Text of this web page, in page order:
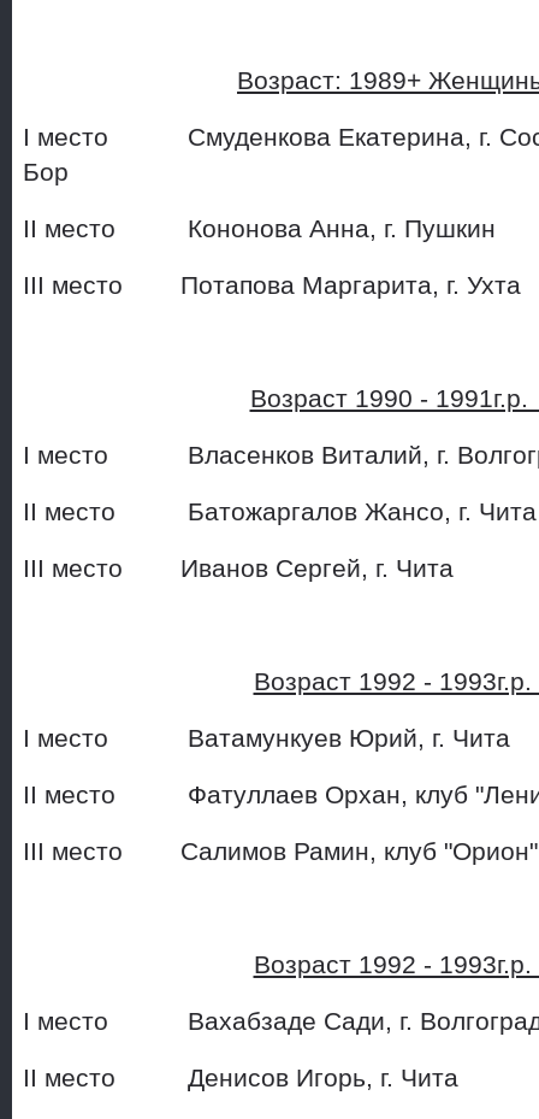
Возраст: 1989+
I место Смуденкова Екатерина, г.
Бор
II место Кононова Анна,
III место Потапова Маргарита, г.
Возраст 1990 -
I место Власенков Виталий,
II место Батожаргалов
III место Иванов Сергей,
Возраст 1992 -
I место Ватамункуев
II место Фатуллаев Орхан,
III место Салимов Рамин, клуб
Возраст 1992 -
I место Вахабзаде Сади,
II место Денисов Игорь,